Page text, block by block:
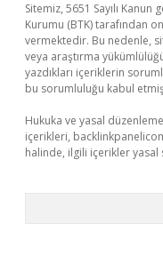
Sitemiz, 5651 Sayılı
Kurumu (BTK) tarafından
vermektedir. Bu nedenle,
veya araştırma
yazdıkları içeriklerin
bu sorumluluğu kabul etmiş
Hukuka ve yasal
içerikleri,
halinde, ilgili içerikler yasal